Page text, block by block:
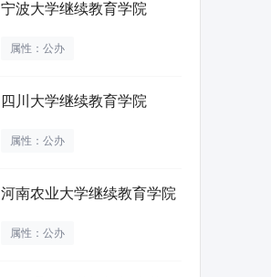
宁波大学继续教育学院
属性：公办
四川大学继续教育学院
属性：公办
河南农业大学继续教育学院
属性：公办